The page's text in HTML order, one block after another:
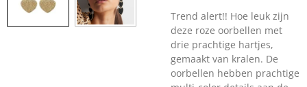
Trend alert!! Hoe leuk zijn
deze roze oorbellen met
drie prachtige hartjes,
gemaakt van kralen. De
oorbellen hebben prachtige